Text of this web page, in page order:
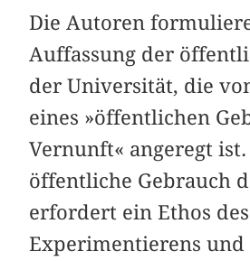
Die Autoren
Auffassung der
der Universität, die
eines »öffentlichen
Vernunft« ­an­geregt
öffentliche Gebrauch
er­fordert ein Ethos des
Experimentierens